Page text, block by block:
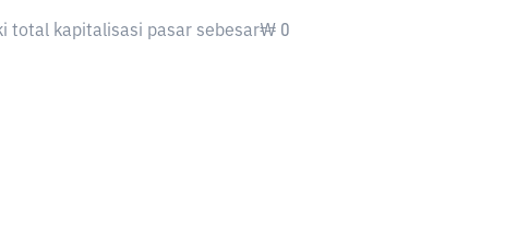
total kapitalisasi pasar sebesar₩ 0